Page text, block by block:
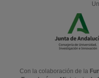
Con la colaboración de la